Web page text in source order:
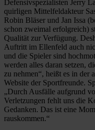
Defensivspezialisten Jerry
quirligen Mittelfeldakteur
Robin Bläser und Jan Issa
schon zweimal erfolgreich)
Qualität zur Verfügung.
Auftritt im Ellenfeld auch
und die Spieler sind
werden alles daran setzen,
zu nehmen“, heißt es in der
Website der Sportfreunde.
„Durch Ausfälle aufgrund
Verletzungen fehlt uns die
Gedanken. Das ist eine
rauskommen.“